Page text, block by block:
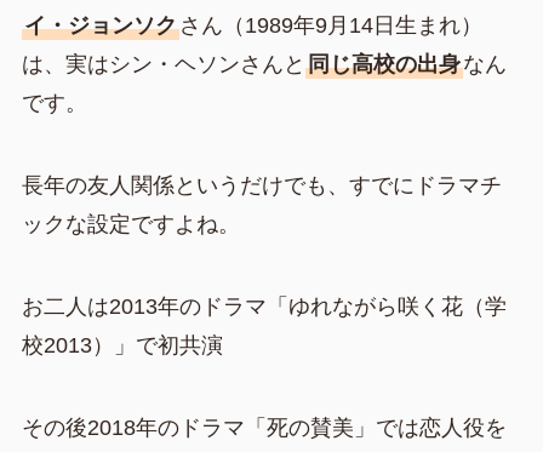
イ・ジョンソクさん（1989年9月14日生まれ）
は、実はシン・ヘソンさんと 同じ高校の出身なん
です。
長年の友人関係というだけでも、すでにドラマチ
ックな設定ですよね。
お二人は2013年のドラマ「ゆれながら咲く花（学
校2013）」で初共演
その後2018年のドラマ「死の賛美」では恋人役を